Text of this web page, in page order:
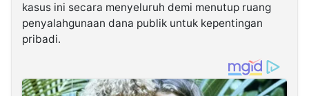
kasus ini secara menyeluruh demi menutup ruang
penyalahgunaan dana publik untuk kepentingan
pribadi.